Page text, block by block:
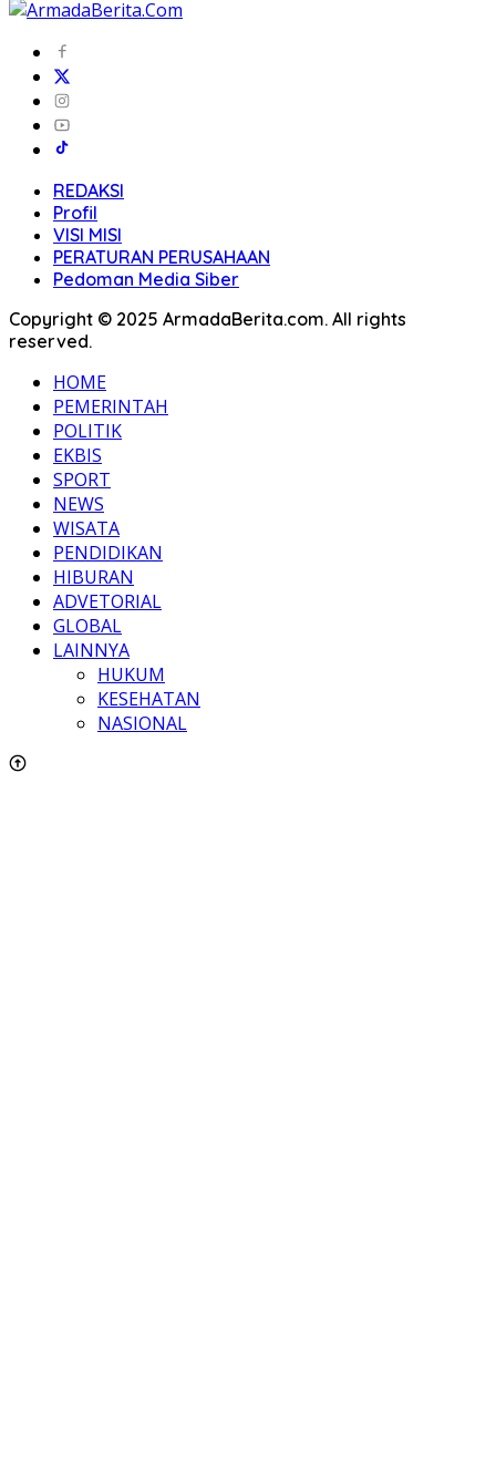
REDAKSI
Profil
VISI MISI
PERATURAN PERUSAHAAN
Pedoman Media Siber
Copyright © 2025 ArmadaBerita.com. All rights
reserved.
HOME
PEMERINTAH
POLITIK
EKBIS
SPORT
NEWS
WISATA
PENDIDIKAN
HIBURAN
ADVETORIAL
GLOBAL
LAINNYA
HUKUM
KESEHATAN
NASIONAL